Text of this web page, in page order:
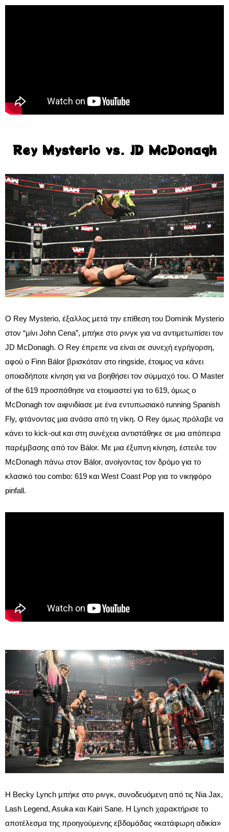
Rey Mysterio vs. JD McDonagh
Ο Rey Mysterio, έξαλλος μετά την επίθεση του Dominik Mysterio
στον “μίνι John Cena”, μπήκε στο ρινγκ για να αντιμετωπίσει τον
JD McDonagh. Ο Rey έπρεπε να είναι σε συνεχή εγρήγορση,
αφού ο Finn Bálor βρισκόταν στο ringside, έτοιμος να κάνει
οποιαδήποτε κίνηση για να βοηθήσει τον σύμμαχό του. Ο Master
of the 619 προσπάθησε να ετοιμαστεί για το 619, όμως ο
McDonagh τον αιφνιδίασε με ένα εντυπωσιακό running Spanish
Fly, φτάνοντας μια ανάσα από τη νίκη. Ο Rey όμως πρόλαβε να
κάνει το kick-out και στη συνέχεια αντιστάθηκε σε μια απόπειρα
παρέμβασης από τον Bálor. Με μια έξυπνη κίνηση, έστειλε τον
McDonagh πάνω στον Bálor, ανοίγοντας τον δρόμο για το
κλασικό του combo: 619 και West Coast Pop για το νικηφόρο
pinfall.
Η Becky Lynch μπήκε στο ρινγκ, συνοδευόμενη από τις Nia Jax,
Lash Legend, Asuka και Kairi Sane. Η Lynch χαρακτήρισε το
αποτέλεσμα της προηγούμενης εβδομάδας «κατάφωρη αδικία»